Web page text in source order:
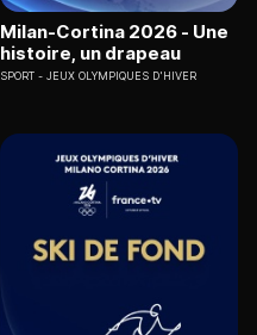
Milan-Cortina 2026 - Une
histoire, un drapeau
SPORT JEUX OLYMPIQUES D'HIVER